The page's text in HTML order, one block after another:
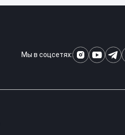
Мы в соцсетях: